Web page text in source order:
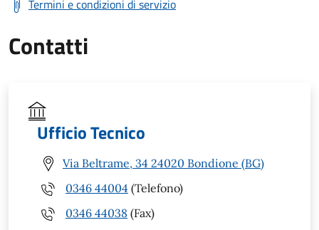
Termini e condizioni di servizio
Contatti
Ufficio Tecnico
Via Beltrame, 34 24020 Bondione (BG)
0346 44004 (Telefono)
0346 44038 (Fax)